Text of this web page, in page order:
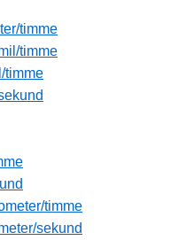
timme
timme
timme
timme
sekund